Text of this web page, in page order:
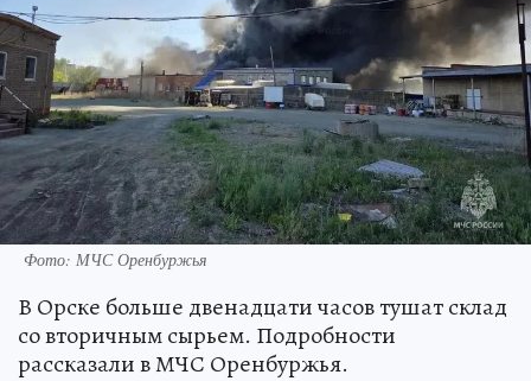
Фото: МЧС Оренбуржья
В Орске больше двенадцати часов тушат склад
со вторичным сырьем. Подробности
рассказали в МЧС Оренбуржья.